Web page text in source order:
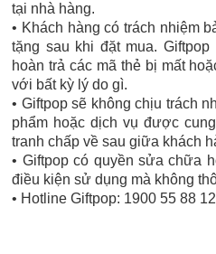
tại nhà hàng.
• Khách hàng có trách nhiệm
tặng sau khi đặt mua.
hoàn trả các mã thẻ bị mất
với bất kỳ lý do gì.
• Giftpop sẽ không chịu trách
phẩm hoặc dịch vụ được
tranh chấp về sau giữa khách
• Giftpop có quyền sửa chữa
điều kiện sử dụng mà không
• Hotline Giftpop: 1900 55 88